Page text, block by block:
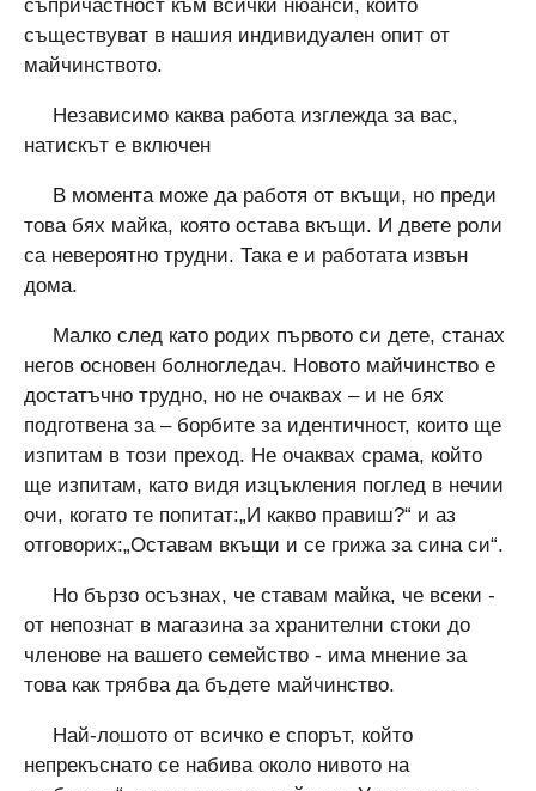
съпричастност към всички нюанси, които
съществуват в нашия индивидуален опит от
майчинството.
Независимо каква работа изглежда за вас,
натискът е включен
В момента може да работя от вкъщи, но преди
това бях майка, която остава вкъщи. И двете роли
са невероятно трудни. Така е и работата извън
дома.
Малко след като родих първото си дете, станах
негов основен болногледач. Новото майчинство е
достатъчно трудно, но не очаквах – и не бях
подготвена за – борбите за идентичност, които ще
изпитам в този преход. Не очаквах срама, който
ще изпитам, като видя изцъкления поглед в нечии
очи, когато те попитат:„И какво правиш?“ и аз
отговорих:„Оставам вкъщи и се грижа за сина си“.
Но бързо осъзнах, че ставам майка, че всеки -
от непознат в магазина за хранителни стоки до
членове на вашето семейство - има мнение за
това как трябва да бъдете майчинство.
Най-лошото от всичко е спорът, който
непрекъснато се набива около нивото на